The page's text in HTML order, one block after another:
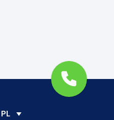
PL